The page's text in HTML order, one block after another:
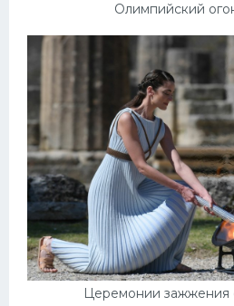
Олимпийский
Церемонии зажжения